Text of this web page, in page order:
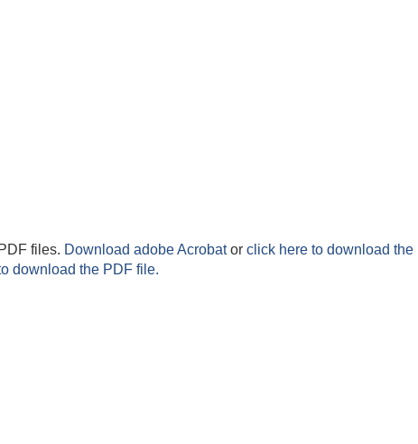
files. Download adobe Acrobator click here to download the
download the PDF file.